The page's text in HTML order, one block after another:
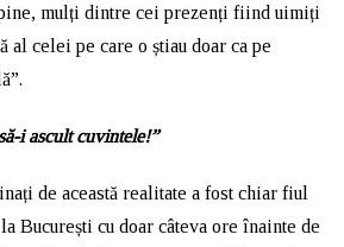
mulți dintre cei prezenți fiind uimiți
al celei pe care o știau doar ca pe
i ascult cuvintele!”
de această realitate a fost chiar fiul
București cu doar câteva ore înainte de